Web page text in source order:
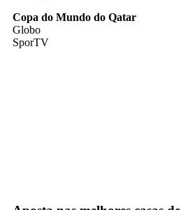
Copa do Mundo do Qatar
Globo
SporTV